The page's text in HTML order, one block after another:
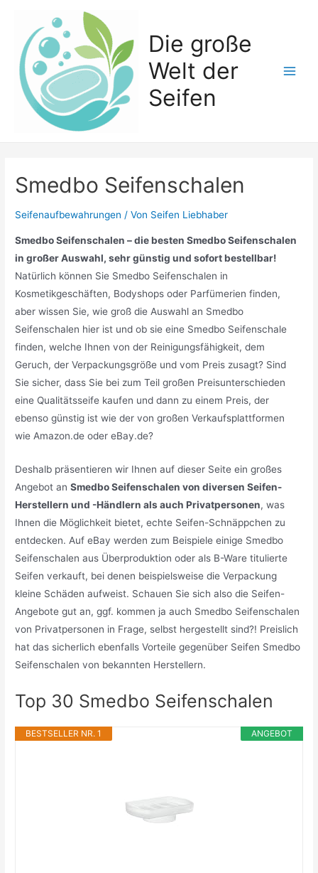
springen
Die große
Welt der
Seifen
Smedbo Seifenschalen
Seifenaufbewahrungen / Von Seifen Liebhaber
Smedbo Seifenschalen – die besten Smedbo Seifenschalen
in großer Auswahl, sehr günstig und sofort bestellbar!
Natürlich können Sie Smedbo Seifenschalen in
Kosmetikgeschäften, Bodyshops oder Parfümerien finden,
aber wissen Sie, wie groß die Auswahl an Smedbo
Seifenschalen hier ist und ob sie eine Smedbo Seifenschale
finden, welche Ihnen von der Reinigungsfähigkeit, dem
Geruch, der Verpackungsgröße und vom Preis zusagt? Sind
Sie sicher, dass Sie bei zum Teil großen Preisunterschieden
eine Qualitätsseife kaufen und dann zu einem Preis, der
ebenso günstig ist wie der von großen Verkaufsplattformen
wie Amazon.de oder eBay.de?
Deshalb präsentieren wir Ihnen auf dieser Seite ein großes
Angebot anSmedbo Seifenschalen von diversen Seifen-
Herstellern und -Händlern als auch Privatpersonen, was
Ihnen die Möglichkeit bietet, echte Seifen-Schnäppchen zu
entdecken. Auf eBay werden zum Beispiele einige Smedbo
Seifenschalen aus Überproduktion oder als B-Ware titulierte
Seifen verkauft, bei denen beispielsweise die Verpackung
kleine Schäden aufweist. Schauen Sie sich also die Seifen-
Angebote gut an, ggf. kommen ja auch Smedbo Seifenschalen
von Privatpersonen in Frage, selbst hergestellt sind?! Preislich
hat das sicherlich ebenfalls Vorteile gegenüber Seifen Smedbo
Seifenschalen von bekannten Herstellern.
Top 30 Smedbo Seifenschalen
ANGEBOT
BESTSELLER NR. 1